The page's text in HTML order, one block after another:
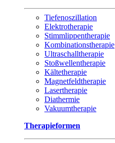
Tiefenoszillation
Elektrotherapie
Stimmlippentherapie
Kombinationstherapie
Ultraschalltherapie
Stoßwellentherapie
Kältetherapie
Magnetfeldtherapie
Lasertherapie
Diathermie
Vakuumtherapie
Therapieformen